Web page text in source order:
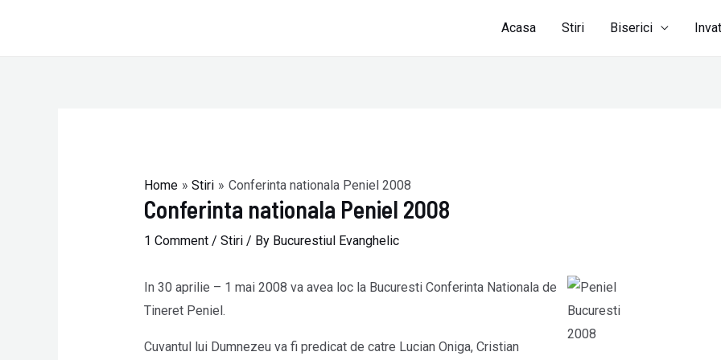
Acasa Stiri Biserici
Home Stiri Conferinta nationala Peniel 2008
Conferinta nationala Peniel 2008
1 Comment / Stiri/ By Bucurestiul Evanghelic
In 30 aprilie – 1 mai 2008 va avea loc la Bucuresti Conferinta Nationala de
Tineret Peniel.
Cuvantul lui Dumnezeu va fi predicat de catre Lucian Oniga, Cristian